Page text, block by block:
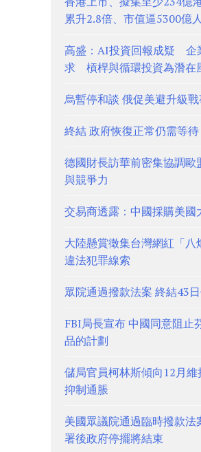
累升2.8倍、市值逼5300億
高盛：AI投資回報成疑 企
求 槓桿與循環投資為潛在
烏暫停和談 俄促美避升級
終結 政府恢復正常仍需等待
德國財長訪華前密集協調歐
與競爭力
交易商透露：中國採購美國
大陸懸賞徵集台灣網紅「八
違法犯罪線索
眾院通過撥款法案 終結43
FBI局長宣布 中國同意阻止
品的計劃
儲局官員柯林斯傾向12月
抑制通脹
美國眾議院通過臨時撥款
署後政府停擺將結束